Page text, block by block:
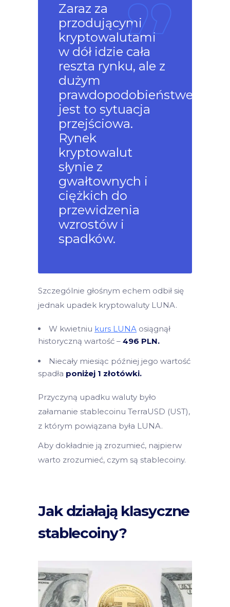
Zaraz za
przodującymi
kryptowalutami
w dół idzie cała
reszta rynku, ale z
dużym
prawdopodobieństwem
jest to sytuacja
przejściowa.
Rynek
kryptowalut
słynie z
gwałtownych i
ciężkich do
przewidzenia
wzrostów i
spadków.
Szczególnie głośnym echem odbił się
jednak upadek kryptowaluty LUNA.
W kwietniu kurs LUNA osiągnął
historyczną wartość – 496 PLN.
Niecały miesiąc później jego wartość
spadła poniżej 1 złotówki.
Przyczyną upadku waluty było
załamanie stablecoinu TerraUSD (UST),
z którym powiązana była LUNA.
Aby dokładnie ją zrozumieć, najpierw
warto zrozumieć, czym są stablecoiny.
Jak działają klasyczne
stablecoiny?